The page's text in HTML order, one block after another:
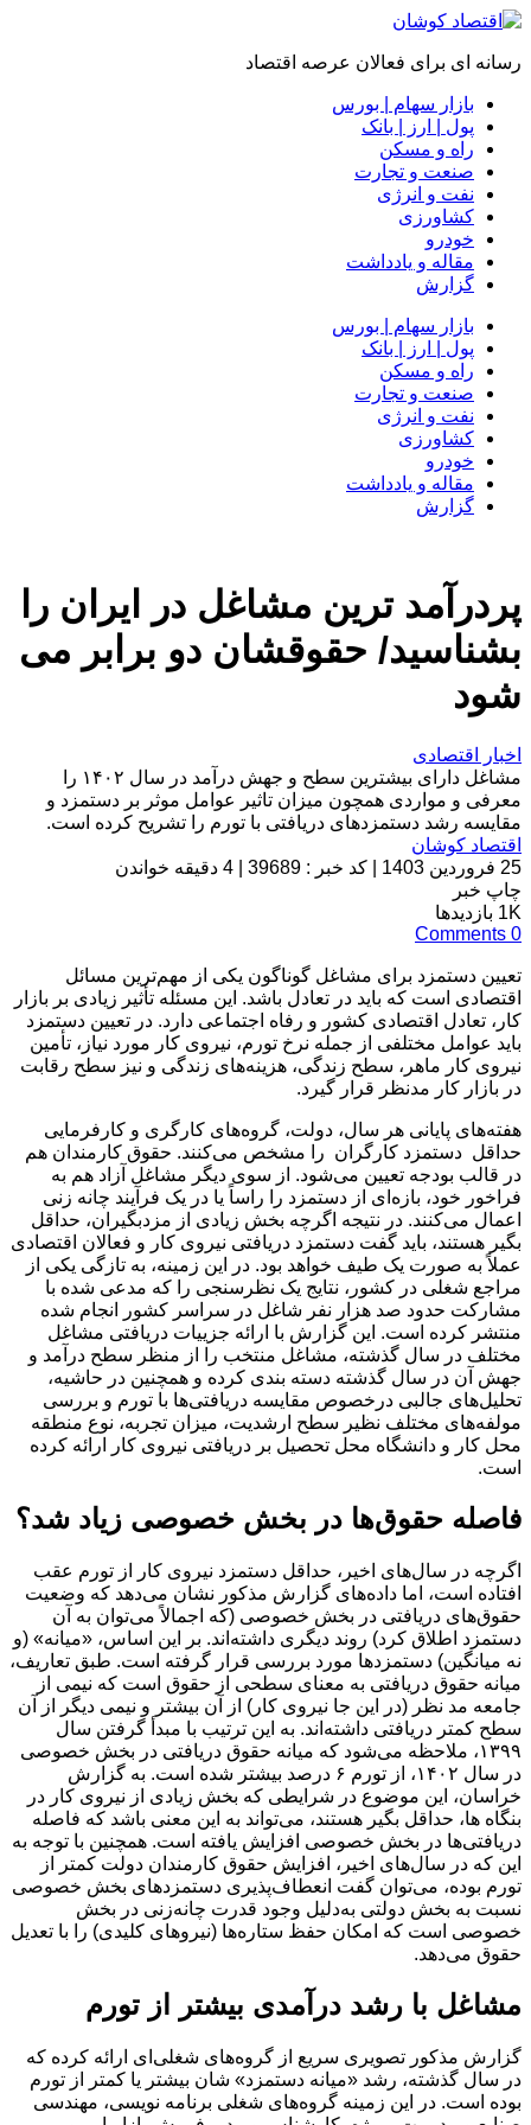
رسانه ای برای فعالان عرصه اقتصاد
بازار سهام | بورس
پول | ارز | بانک
راه و مسکن
صنعت و تجارت
نفت و انرژی
کشاورزی
خودرو
مقاله و یادداشت
گزارش
بازار سهام | بورس
پول | ارز | بانک
راه و مسکن
صنعت و تجارت
نفت و انرژی
کشاورزی
خودرو
مقاله و یادداشت
گزارش
پردرآمد ترین مشاغل در ایران را
بشناسید/ حقوقشان دو برابر می
شود
اخبار اقتصادی
مشاغل دارای بیشترین سطح و جهش درآمد در سال ۱۴۰۲ را
معرفی و مواردی همچون میزان تاثیر عوامل موثر بر دستمزد و
مقایسه رشد دستمزدهای دریافتی با تورم را تشریح کرده است.
اقتصاد کوشان
25 فروردین 1403
کد خبر : 39689
4 دقیقه خواندن
چاپ خبر
1K بازدیدها
0
Comments
تعیین دستمزد برای مشاغل گوناگون یکی از مهم‌ترین مسائل
اقتصادی است که باید در تعادل باشد. این مسئله تأثیر زیادی بر بازار
کار، تعادل اقتصادی کشور و رفاه اجتماعی دارد. در تعیین دستمزد
باید عوامل مختلفی از جمله نرخ تورم، نیروی کار مورد نیاز، تأمین
نیروی کار ماهر، سطح زندگی، هزینه‌های زندگی و نیز سطح رقابت
در بازار کار مدنظر قرار گیرد.
هفته‌های پایانی هر سال، دولت، گروه‌های کارگری و کارفرمایی
حداقل دستمزد کارگران را مشخص می‌کنند. حقوق کارمندان هم
در قالب بودجه تعیین می‌شود. از سوی دیگر مشاغل آزاد هم به
فراخور خود، بازه‌ای از دستمزد را راساً یا در یک فرآیند چانه زنی
اعمال می‌کنند. در نتیجه اگرچه بخش زیادی از مزدبگیران، حداقل
بگیر هستند، باید گفت دستمزد دریافتی نیروی کار و فعالان اقتصادی
عملاً به صورت یک طیف خواهد بود. در این زمینه، به تازگی یکی از
مراجع شغلی در کشور، نتایج یک نظرسنجی را که مدعی شده با
مشارکت حدود صد هزار نفر شاغل در سراسر کشور انجام شده
منتشر کرده است. این گزارش با ارائه جزییات دریافتی مشاغل
مختلف در سال گذشته، مشاغل منتخب را از منظر سطح درآمد و
جهش آن در سال گذشته دسته بندی کرده و همچنین در حاشیه،
تحلیل‌های جالبی درخصوص مقایسه دریافتی‌ها با تورم و بررسی
مولفه‌های مختلف نظیر سطح ارشدیت، میزان تجربه، نوع منطقه
محل کار و دانشگاه محل تحصیل بر دریافتی نیروی کار ارائه کرده
است.
فاصله حقوق‌ها در بخش خصوصی زیاد شد؟
اگرچه در سال‌های اخیر، حداقل دستمزد نیروی کار از تورم عقب
افتاده است، اما داده‌های گزارش مذکور نشان می‌دهد که وضعیت
حقوق‌های دریافتی در بخش خصوصی (که اجمالاً می‌توان به آن
دستمزد اطلاق کرد) روند دیگری داشته‌اند. بر این اساس، «میانه» (و
نه میانگین) دستمزدها مورد بررسی قرار گرفته است. طبق تعاریف،
میانه حقوق دریافتی به معنای سطحی از حقوق است که نیمی از
جامعه مد نظر (در این جا نیروی کار) از آن بیشتر و نیمی دیگر از آن
سطح کمتر دریافتی داشته‌اند. به این ترتیب با مبدأ گرفتن سال
۱۳۹۹، ملاحظه می‌شود که میانه حقوق دریافتی در بخش خصوصی
در سال ۱۴۰۲، از تورم ۶ درصد بیشتر شده است. به گزارش
خراسان، این موضوع در شرایطی که بخش زیادی از نیروی کار در
بنگاه ها، حداقل بگیر هستند، می‌تواند به این معنی باشد که فاصله
دریافتی‌ها در بخش خصوصی افزایش یافته است. همچنین با توجه به
این که در سال‌های اخیر، افزایش حقوق کارمندان دولت کمتر از
تورم بوده، می‌توان گفت انعطاف‌پذیری دستمزدهای بخش خصوصی
نسبت به بخش دولتی به‌دلیل وجود قدرت چانه‌زنی در بخش
خصوصی است که امکان حفظ ستاره‌ها (نیروهای کلیدی) را با تعدیل
حقوق می‌دهد.
مشاغل با رشد درآمدی بیشتر از تورم
گزارش مذکور تصویری سریع از گروه‌های شغلی‌ای ارائه کرده که
در سال گذشته، رشد «میانه دستمزد» شان بیشتر یا کمتر از تورم
بوده است. در این زمینه گروه‌های شغلی برنامه نویسی، مهندسی